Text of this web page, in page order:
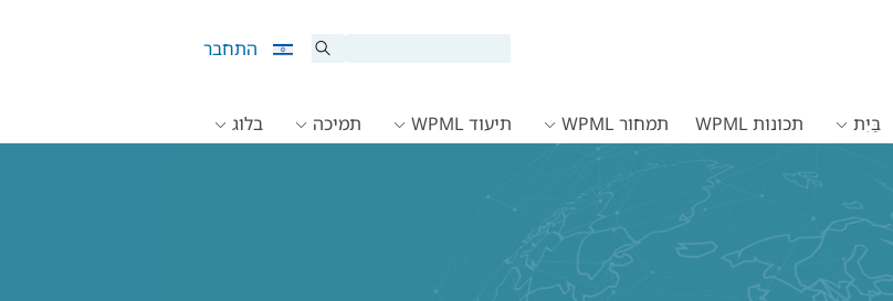
התחבר
בַּיִת תכונות WPML תמחור WPML תיעוד WPML תמיכה בלוג